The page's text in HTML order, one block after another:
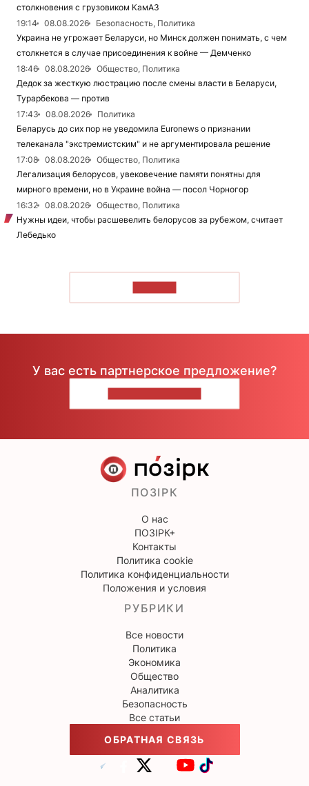
столкновения с грузовиком КамАЗ
19:14
08.08.2026
Безопасность, Политика
Украина не угрожает Беларуси, но Минск должен понимать, с чем
столкнется в случае присоединения к войне — Демченко
18:46
08.08.2026
Общество, Политика
Дедок за жесткую люстрацию после смены власти в Беларуси,
Турарбекова — против
17:43
08.08.2026
Политика
Беларусь до сих пор не уведомила Euronews о признании
телеканала "экстремистским" и не аргументировала решение
17:08
08.08.2026
Общество, Политика
Легализация белорусов, увековечение памяти понятны для
мирного времени, но в Украине война — посол Чорногор
16:32
08.08.2026
Общество, Политика
Нужны идеи, чтобы расшевелить белорусов за рубежом, считает
Лебедько
У вас есть партнерское предложение?
ПОЗІРК
О нас
ПОЗІРК+
Контакты
Политика cookie
Политика конфиденциальности
Положения и условия
РУБРИКИ
Все новости
Политика
Экономика
Общество
Аналитика
Безопасность
Все статьи
ОБРАТНАЯ СВЯЗЬ